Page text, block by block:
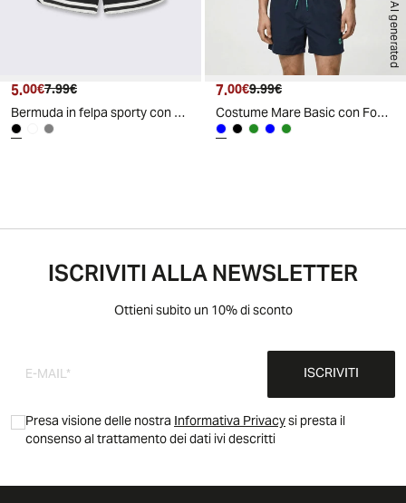
Prezzo attuale
5.00€ Prezzo originale
7.99€
Bermuda in felpa sporty con stampa - Nero
AI generated
Prezzo attuale
7.00€ Prezzo originale
9.99€
Costume Mare Basic con Fodera Rete Interna - Blu
ISCRIVITI ALLA NEWSLETTER
Ottieni subito un 10% di sconto
ISCRIVITI
Presa visione delle nostraInformativa Privacysi presta il
consenso al trattamento dei dati ivi descritti